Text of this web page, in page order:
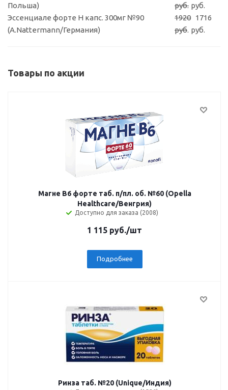
Польша)
руб. руб.
Эссенциале форте Н капс. 300мг №90
(A.Nattermann/Германия)
1920
руб.
1716
руб.
Товары по акции
Магне B6 форте таб. п/пл. об. №60 (Opella
Healthcare/Венгрия)
Доступно для заказа (2008)
1 115 руб./шт
Подробнее
Ринза таб. №20 (Unique/Индия)